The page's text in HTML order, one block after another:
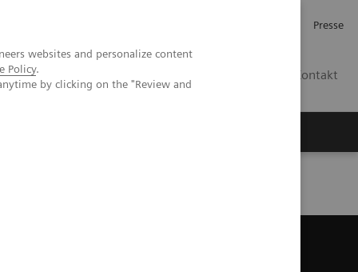
websites and personalize content
Policy.
by clicking on the "Review and
Presse
Kontakt